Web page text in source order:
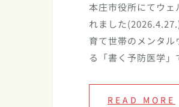
本庄市役所にてウ
れました
育て世帯のメンタ
る「書く予防医学
READ MORE